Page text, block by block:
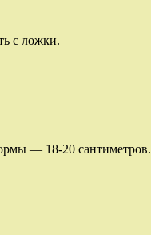
с ложки.
— 18-20 сантиметров.